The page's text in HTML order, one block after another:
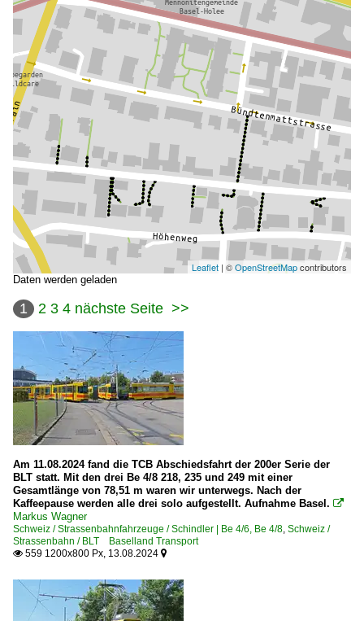
Leaflet | ©OpenStreetMapcontributors
Daten werden geladen
1 2 3 4 nächste Seite >>
Am 11.08.2024 fand die TCB Abschiedsfahrt der 200er Serie der
BLT statt. Mit den drei Be 4/8 218, 235 und 249 mit einer
Gesamtlänge von 78,51 m waren wir unterwegs. Nach der
Kaffeepause werden alle drei solo aufgestellt. Aufnahme Basel. 
Markus Wagner
Schweiz / Strassenbahnfahrzeuge / Schindler | Be 4/6, Be 4/8, Schweiz /
Strassenbahn / BLT Baselland Transport
 559 1200x800 Px, 13.08.2024 